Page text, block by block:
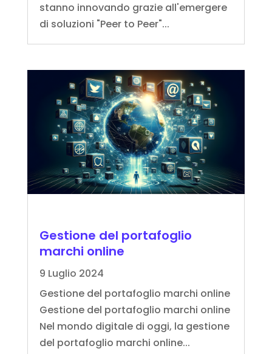
stanno innovando grazie all'emergere
di soluzioni "Peer to Peer"...
Gestione del portafoglio
marchi online
9 Luglio 2024
Gestione del portafoglio marchi online
Gestione del portafoglio marchi online
Nel mondo digitale di oggi, la gestione
del portafoglio marchi online...